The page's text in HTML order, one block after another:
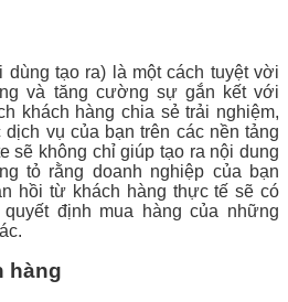
tạo ra) là một cách tuyệt vời
và tăng cường sự gắn kết với
khách hàng chia sẻ trải nghiệm,
vụ của bạn trên các nền tảng
sẽ không chỉ giúp tạo ra nội dung
tỏ rằng doanh nghiệp của bạn
hồi từ khách hàng thực tế sẽ có
định mua hàng của những
hàng